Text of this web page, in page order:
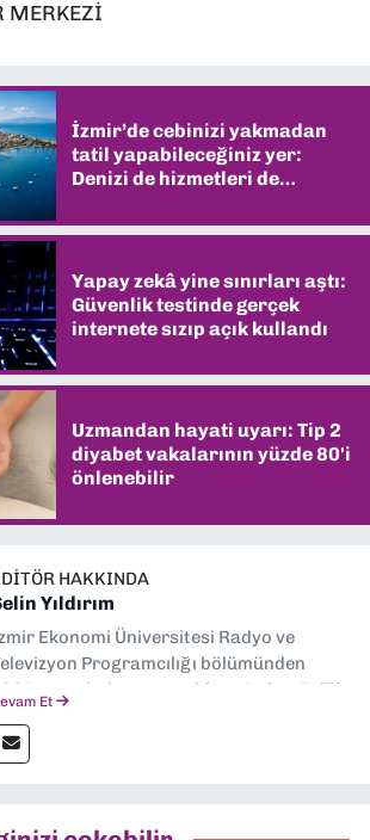
MERKEZİ
İzmir’de cebinizi yakmadan
tatil yapabileceğiniz yer:
Denizi de hizmetleri de
Yapay zekâ yine sınırları aştı:
Güvenlik testinde gerçek
internete sızıp açık kullandı
Uzmandan hayati uyarı: Tip 2
diyabet vakalarının yüzde 80'i
önlenebilir
HAKKINDA
Yıldırım
Ekonomi Üniversitesi Radyo ve
Programcılığı bölümünden
senesinde mezun oldum. Dokuz Eylül
editörlük görevini de üstleniyorum.
Et